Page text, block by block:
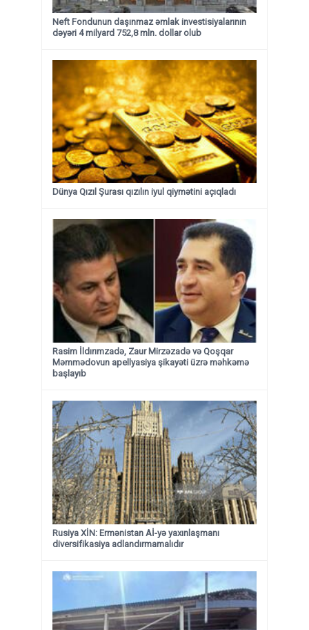
Neft Fondunun daşınmaz əmlak investisiyalarının
dəyəri 4 milyard 752,8 mln. dollar olub
Dünya Qızıl Şurası qızılın iyul qiymətini açıqladı
Rasim İldırımzadə, Zaur Mirzəzadə və Qoşqar
Məmmədovun apellyasiya şikayəti üzrə məhkəmə
başlayıb
Rusiya XİN: Ermənistan Aİ-yə yaxınlaşmanı
diversifikasiya adlandırmamalıdır